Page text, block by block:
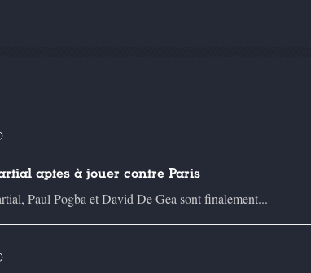
aptes à jouer contre Paris
Paul Pogba et David De Gea sont finalement...